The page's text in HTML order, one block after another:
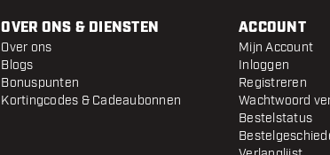
OVER ONS & DIENSTEN
Over ons
Blogs
Bonuspunten
Kortingcodes & Cadeaubonnen
ACCOUNT
Mijn Account
Inloggen
Registreren
Wachtwoord
Bestelstatus